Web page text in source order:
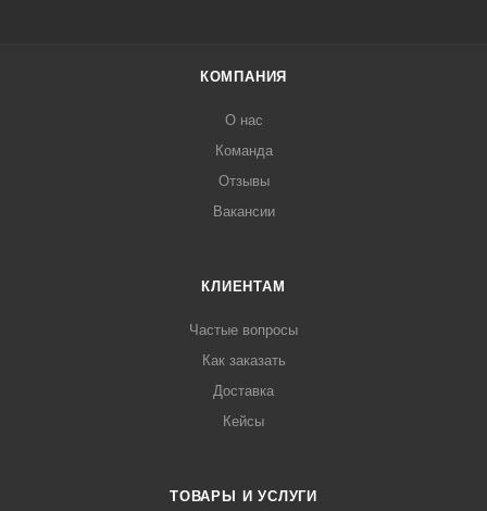
КОМПАНИЯ
О нас
Команда
Отзывы
Вакансии
КЛИЕНТАМ
Частые вопросы
Как заказать
Доставка
Кейсы
ТОВАРЫ И УСЛУГИ